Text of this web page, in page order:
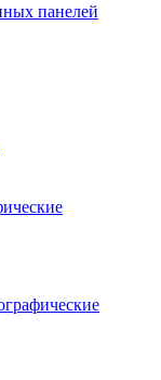
панелей